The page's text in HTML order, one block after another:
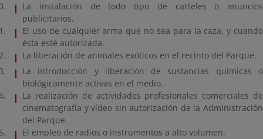
La instalación de todo tipo de carteles o anuncios
publicitarios.
El uso de cualquier arma que no sea para la caza, y cuando
ésta esté autorizada.
La liberación de animales exóticos en el recinto del Parque.
La introducción y liberación de sustancias químicas o
biológicamente activas en el medio.
La realización de actividades profesionales comerciales de
cinematografía y vídeo sin autorización de la Administración
del Parque.
El empleo de radios o instrumentos a alto volumen.